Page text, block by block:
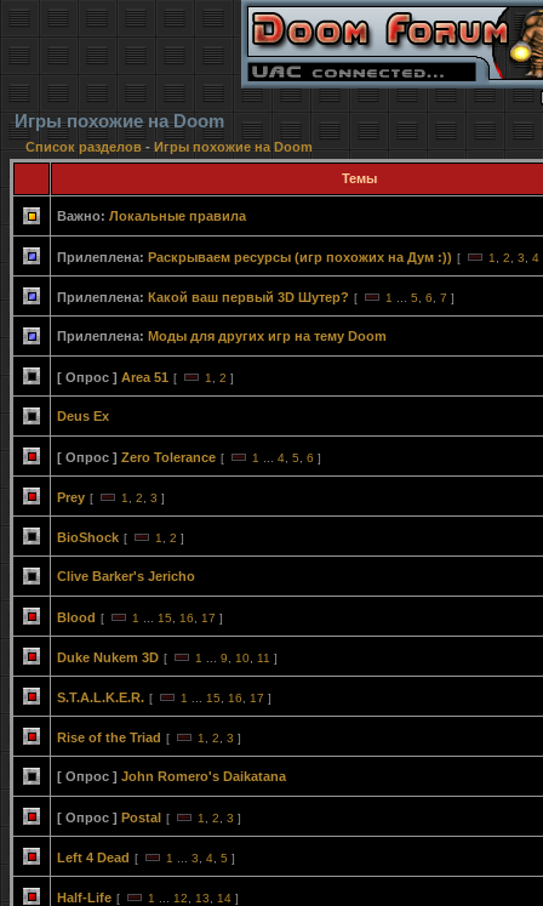
Игры похожие на Doom
Список разделов - Игры похожие на Doom
Темы
Важно: Локальные правила
Прилеплена: Раскрываем ресурсы (игр похожих на Дум :)) [ 1 2 3 4
Прилеплена: Какой ваш первый 3D Шутер? [ 1 5 6 7 ]
Прилеплена: Моды для других игр на тему Doom
[ Опрос ] Area 51 [ 1 2 ]
Deus Ex
[ Опрос ] Zero Tolerance [ 1 4 5 6 ]
Prey [ 1 2 3 ]
BioShock [ 1 2 ]
Clive Barker's Jericho
Blood [ 1 15 16 17 ]
Duke Nukem 3D [ 1 9 10 11 ]
S.T.A.L.K.E.R. [ 1 15 16 17 ]
Rise of the Triad [ 1 2 3 ]
[ Опрос ] John Romero's Daikatana
[ Опрос ] Postal [ 1 2 3 ]
Left 4 Dead [ 1 3 4 5 ]
Half-Life [ 1 12 13 14 ]